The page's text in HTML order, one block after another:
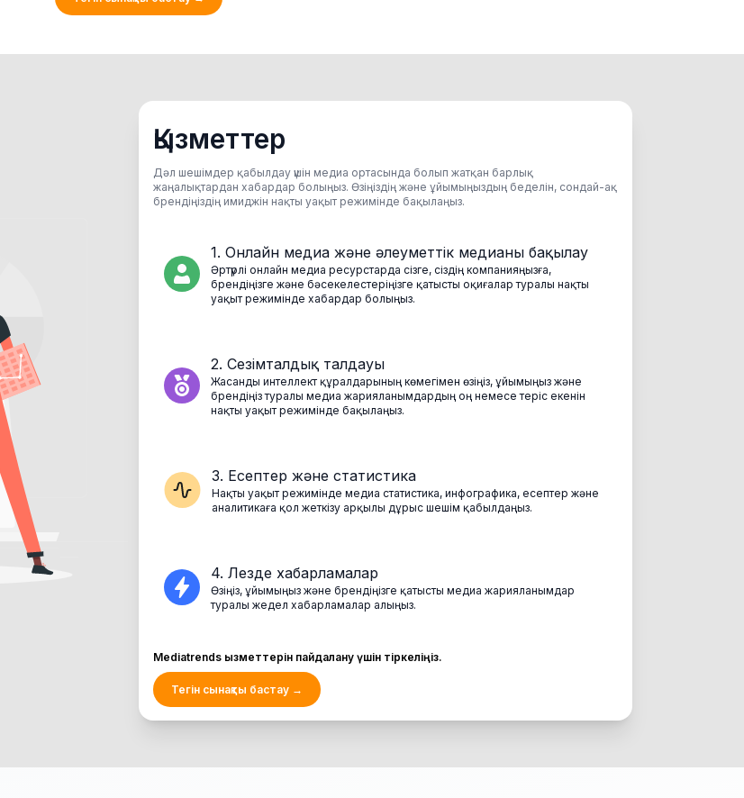
Қызметтер
Дәл шешімдер қабылдау үшін медиа ортасында болып жатқан барлық
жаңалықтардан хабардар болыңыз. Өзіңіздің және ұйымыңыздың беделін, сондай-ақ
брендіңіздің имиджін нақты уақыт режимінде бақылаңыз.
1. Онлайн медиа және әлеуметтік медианы бақылау
Әртүрлі онлайн медиа ресурстарда сізге, сіздің компанияңызға,
брендіңізге және бәсекелестеріңізге қатысты оқиғалар туралы нақты
уақыт режимінде хабардар болыңыз.
2. Сезімталдық талдауы
Жасанды интеллект құралдарының көмегімен өзіңіз, ұйымыңыз және
брендіңіз туралы медиа жарияланымдардың оң немесе теріс екенін
нақты уақыт режимінде бақылаңыз.
3. Есептер және статистика
Нақты уақыт режимінде медиа статистика, инфографика, есептер және
аналитикаға қол жеткізу арқылы дұрыс шешім қабылдаңыз.
4. Лезде хабарламалар
Өзіңіз, ұйымыңыз және брендіңізге қатысты медиа жарияланымдар
туралы жедел хабарламалар алыңыз.
Mediatrends қызметтерін пайдалану үшін тіркеліңіз.
Тегін сынақты бастау →